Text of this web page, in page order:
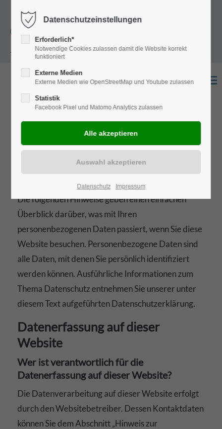
+49
(0)251 322 631
- 0
Datenschutz­erklärung
1. Datenschutz auf einen Blick
Allgemeine Hinweise
Die folgenden Hinweise geben einen einfachen
Überblick darüber, was mit Ihren
personenbezogenen Daten passiert, wenn Sie diese
Website besuchen. Personenbezogene Daten sind
alle Daten, mit denen Sie persönlich identifiziert
werden können. Ausführliche Informationen zum
Thema Datenschutz entnehmen Sie unserer unter
diesem Text aufgeführten Datenschutzerklärung.
Datenerfassung auf dieser
Website
Wer ist verantwortlich für die
Datenerfassung auf dieser Website?
Die Datenverarbeitung auf dieser Website erfolgt
durch den Websitebetreiber. Dessen Kontaktdaten
können Sie dem Abschnitt „Hinweis zur
Datenschutzeinstellungen
Erforderlich*
Notwendige Cookies zulassen damit die Website korrekt
funktioniert
Externe Medien
Externe Medien wie OpenStreetMap und Youtube zulassen
Statistik
Facebook Pixel und Matomo Analytics zulassen
Datenschutz Impressum